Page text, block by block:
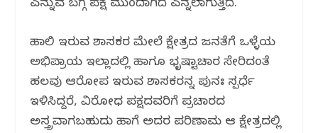
ಎನ್ನುವ ಬಗ್ಗೆ ಪಕ್ಷ ಮುಂದಾಗಿದೆ ಎನ್ನಲಾಗುತ್ತಿದೆ.
ಹಾಲಿ ಇರುವ ಶಾಸಕರ ಮೇಲೆ ಕ್ಷೇತ್ರದ ಜನತೆಗೆ ಒಳ್ಳೆಯ
ಅಭಿಪ್ರಾಯ ಇಲ್ಲಾದಲ್ಲಿ‌ ಹಾಗೂ ಭೃಷ್ಟಾಚಾರ ಸೇರಿದಂತೆ
ಹಲವು ಆರೋಪ ಇರುವ ಶಾಸಕರನ್ನ ಪುನಃ ಸ್ಪರ್ಧೆ
ಇಳಿಸಿದ್ದರೆ, ವಿರೋಧ ಪಕ್ಷದವರಿಗೆ ಪ್ರಚಾರದ
ಅಸ್ತ್ರವಾಗಬಹುದು ಹಾಗೆ ಅದರ ಪರಿಣಾಮ ಆ ಕ್ಷೇತ್ರದಲ್ಲಿ